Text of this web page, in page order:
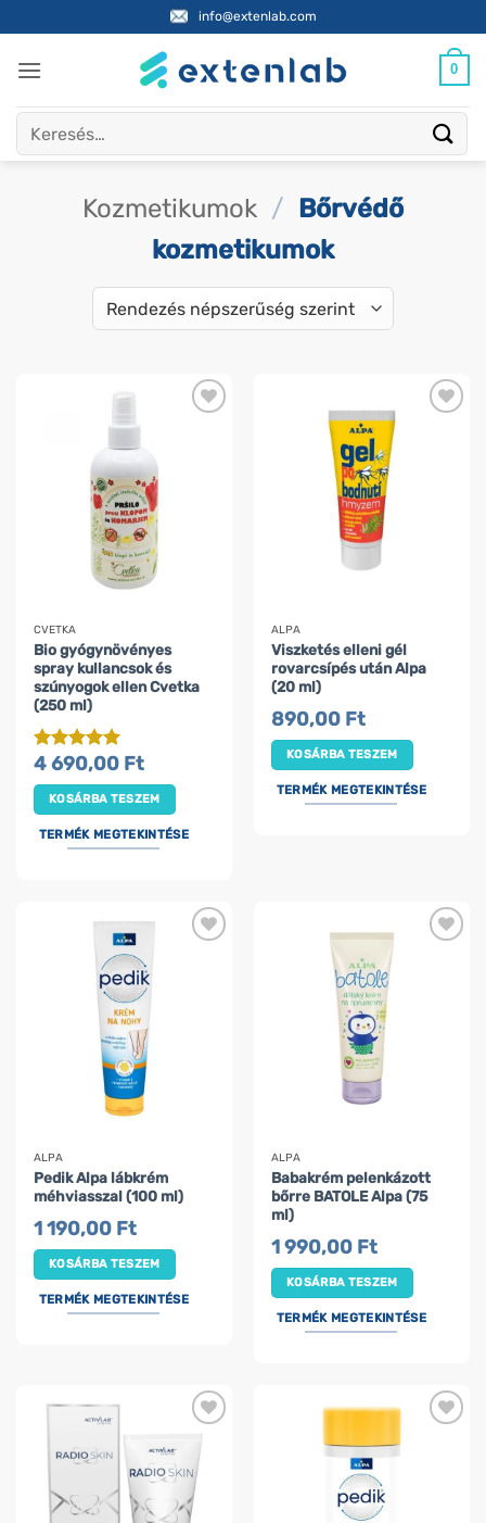
to
content
info@extenlab.com
0
a
Kozmetikumok / Bőrvédő
kozmetikumok
CVETKA
Bio gyógynövényes
spray kullancsok és
szúnyogok ellen Cvetka
(250 ml)
Értékelés:5
4 690,00 Ft
KOSÁRBA TESZEM
TERMÉK MEGTEKINTÉSE
ALPA
Viszketés elleni gél
rovarcsípés után Alpa
(20 ml)
890,00 Ft
KOSÁRBA TESZEM
TERMÉK MEGTEKINTÉSE
ALPA
Pedik Alpa lábkrém
méhviasszal (100 ml)
1 190,00 Ft
KOSÁRBA TESZEM
TERMÉK MEGTEKINTÉSE
ALPA
Babakrém pelenkázott
bőrre BATOLE Alpa (75
ml)
1 990,00 Ft
KOSÁRBA TESZEM
TERMÉK MEGTEKINTÉSE